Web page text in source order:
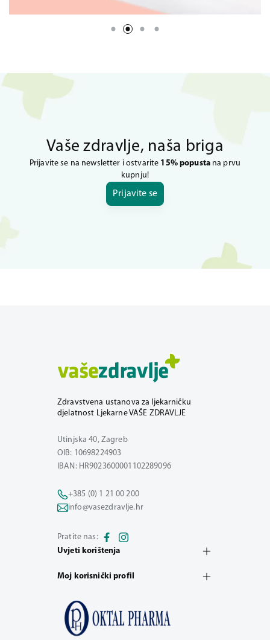
Vaše zdravlje, naša briga
Prijavite se na newsletter i ostvarite 15% popustana prvu
kupnju!
Prijavite se
Zdravstvena ustanova za ljekarničku
djelatnost Ljekarne VAŠE ZDRAVLJE
Utinjska 40, Zagreb
OIB: 10698224903
IBAN: HR9023600001102289096
+385 (0) 1 21 00 200
info@vasezdravlje.hr
Pratite nas:
Uvjeti korištenja
Moj korisnički profil